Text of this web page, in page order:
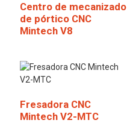
Centro de mecanizado
de pórtico CNC
Mintech V8
Fresadora CNC
Mintech V2-MTC